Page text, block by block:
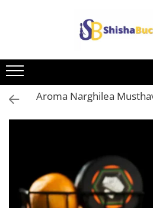
Aroma Narghilea